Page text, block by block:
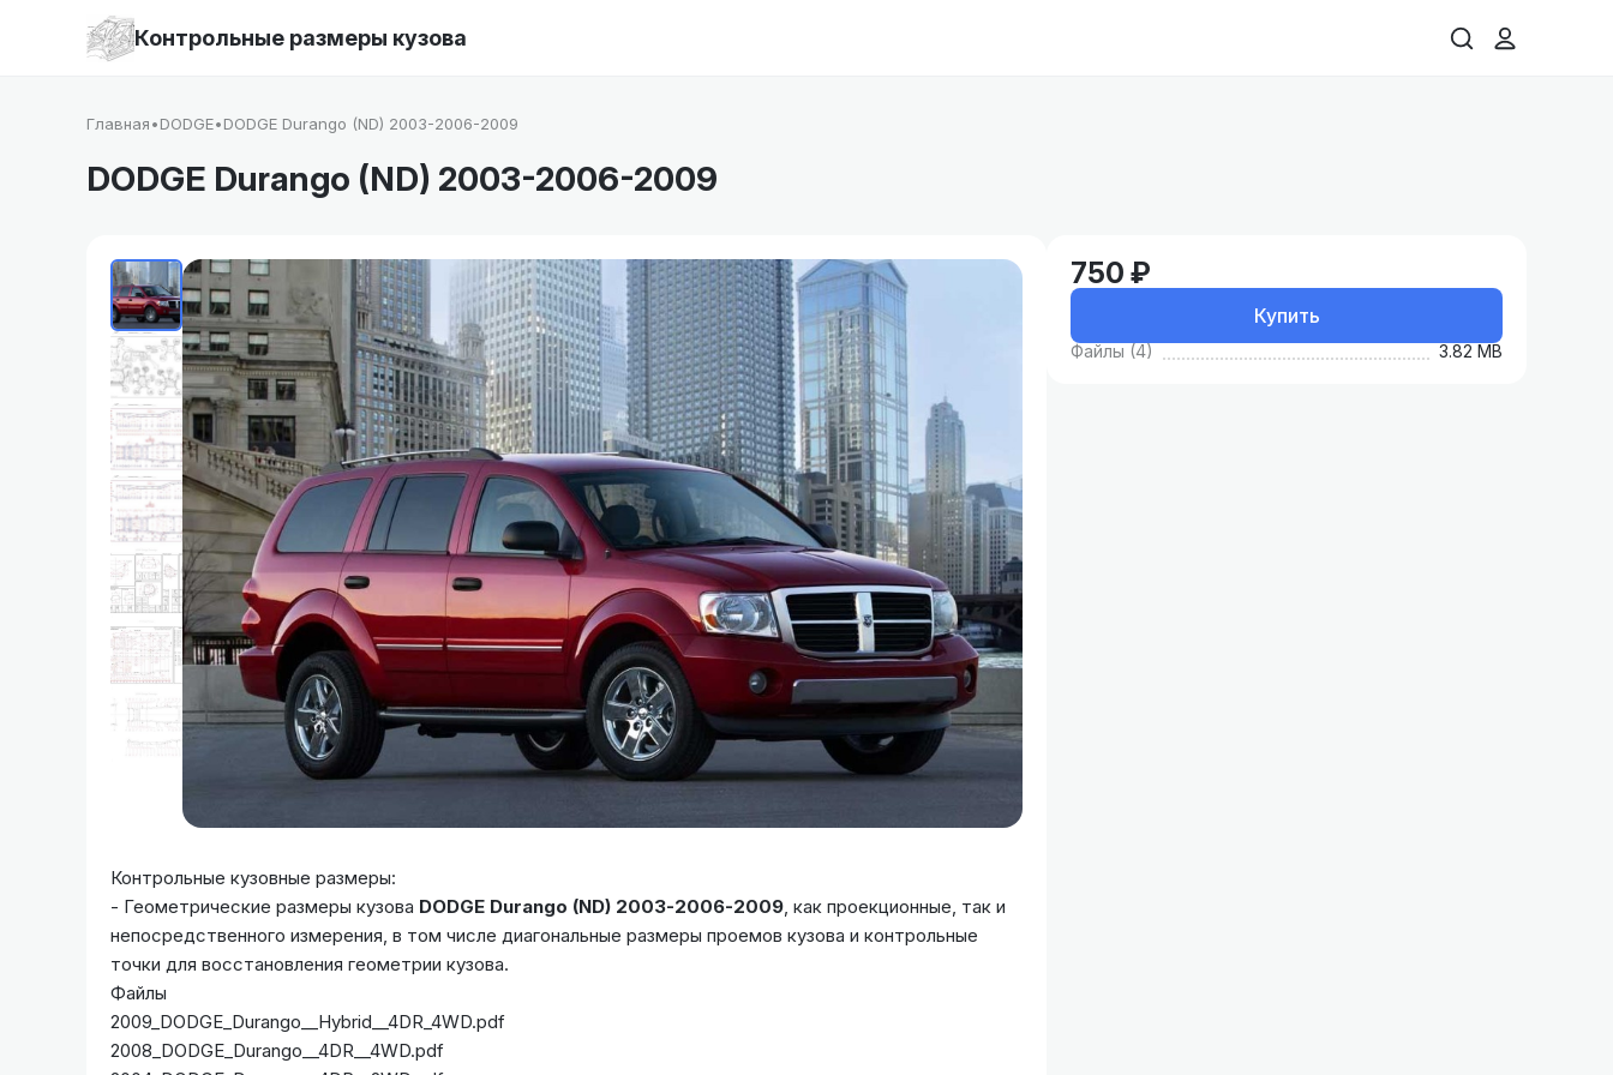
Контрольные размеры кузова
Главная•DODGE•DODGE Durango (ND) 2003-2006-2009
DODGE Durango (ND) 2003-2006-2009
Контрольные кузовные размеры:
- Геометрические размеры кузова DODGE Durango (ND) 2003-2006-2009, как проекционные, так и
непосредственного измерения, в том числе диагональные размеры проемов кузова и контрольные
точки для восстановления геометрии кузова.
Файлы
2009_DODGE_Durango__Hybrid__4DR_4WD.pdf
2008_DODGE_Durango__4DR__4WD.pdf
750 ₽
Купить
Файлы (4) 3.82 MB